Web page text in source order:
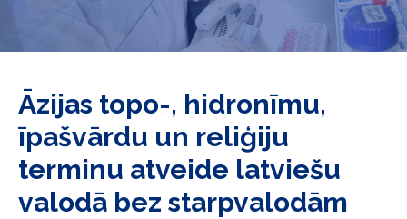
Āzijas topo-, hidronīmu,
īpašvārdu un reliģiju
terminu atveide latviešu
valodā bez starpvalodām